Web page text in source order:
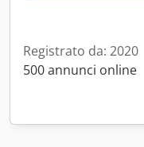
Registrato da: 2020
500 annunci online